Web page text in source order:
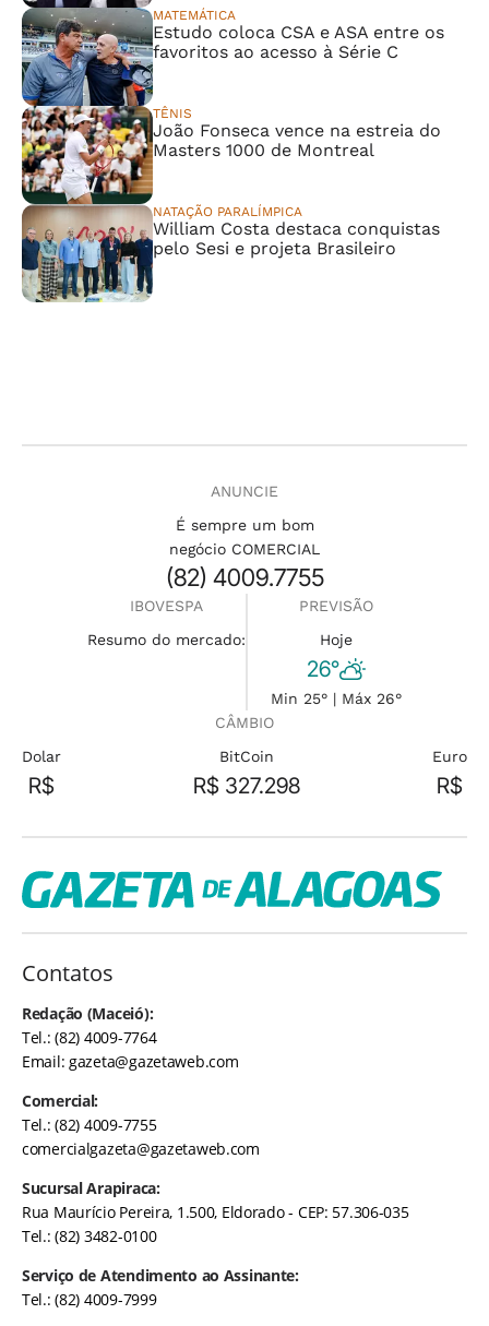
MATEMÁTICA
Estudo coloca CSA e ASA entre os
favoritos ao acesso à Série C
TÊNIS
João Fonseca vence na estreia do
Masters 1000 de Montreal
NATAÇÃO PARALÍMPICA
William Costa destaca conquistas
pelo Sesi e projeta Brasileiro
ANUNCIE
É sempre um bom
negócio COMERCIAL
(82) 4009.7755
IBOVESPA
Resumo do mercado:
PREVISÃO
Hoje
26°
Min 25° | Máx 26°
CÂMBIO
Dolar
R$
BitCoin
R$ 327.298
Euro
R$
Contatos
Redação (Maceió):
Tel.: (82) 4009-7764
Email:gazeta@gazetaweb.com
Comercial:
Tel.: (82) 4009-7755
comercialgazeta@gazetaweb.com
Sucursal Arapiraca:
Rua Maurício Pereira, 1.500, Eldorado - CEP: 57.306-035
Tel.: (82) 3482-0100
Serviço de Atendimento ao Assinante:
Tel.: (82) 4009-7999